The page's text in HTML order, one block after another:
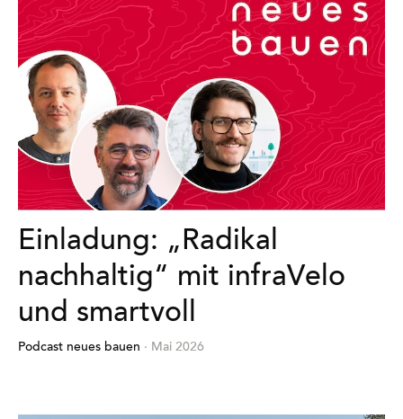
Einladung: „Radikal
nachhaltig“ mit infraVelo
und smartvoll
Podcast neues bauen · Mai 2026